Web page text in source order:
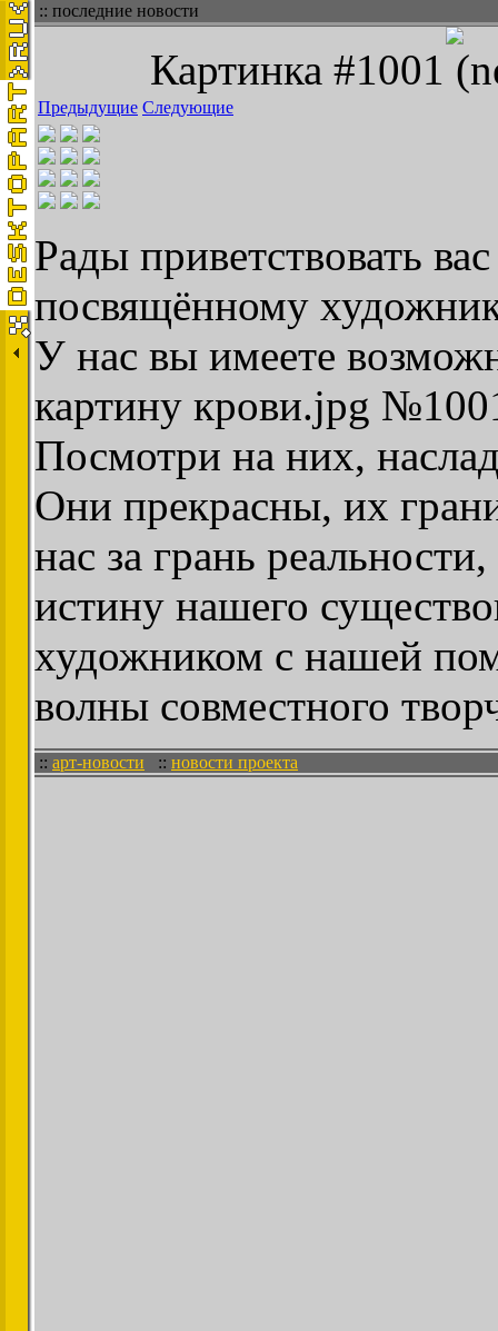
:: последние новости
Картинка #1001
Предыдущие Следующие
Рады приветствовать
посвящённому
У нас вы имеете
картину крови.jpg
Посмотри на них,
Они прекрасны, их
нас за грань
истину нашего
художником с нашей
волны совместного
:: арт-новости :: новости проекта